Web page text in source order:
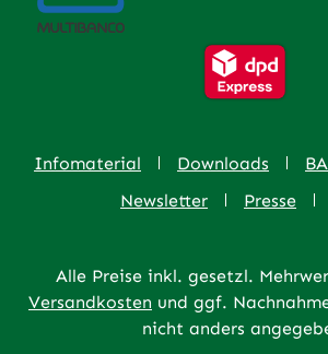
Infomaterial Downloads
Newsletter
Presse
Alle Preise inkl. gesetzl.
Versandkosten und ggf.
nicht anders